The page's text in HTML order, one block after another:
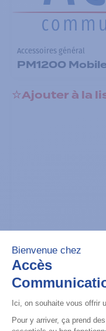
Accessoires général
PM1200
Ajouter à la